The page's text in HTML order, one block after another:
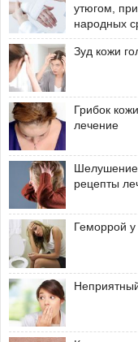
утюгом,
народных
Зуд кожи
Грибок
лечение
Шелушение
рецепты
Геморрой